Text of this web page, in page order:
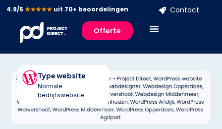
4.9/5 ★★★★★ uit 70+ beoordelingen Contact
Offerte
Type website
Normale
bedrijfswebsite